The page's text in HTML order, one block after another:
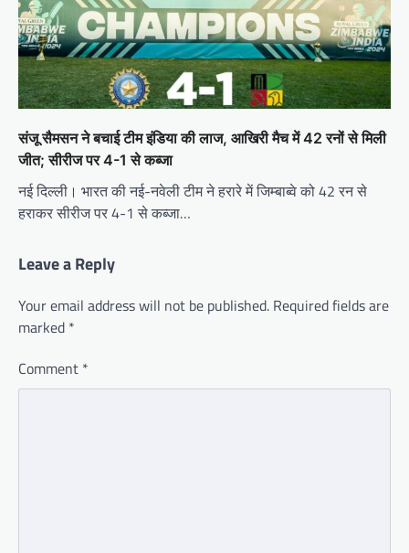
संजू सैमसन ने बचाई टीम इंडिया की लाज, आखिरी मैच में 42 रनों से मिली
जीत; सीरीज पर 4-1 से कब्जा
नई दिल्ली। भारत की नई-नवेली टीम ने हरारे में जिम्बाब्वे को 42 रन से
हराकर सीरीज पर 4-1 से कब्जा…
Leave a Reply
Your email address will not be published. Required fields are
marked *
Comment *